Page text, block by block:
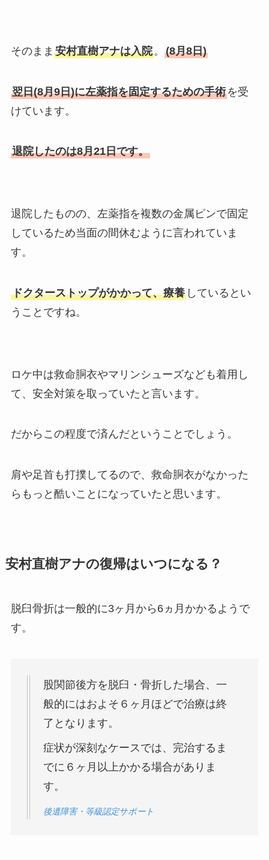
そのまま 安村直樹アナは入院。 (8月8日)
翌日(8月9日)に左薬指を固定するための手術を受
けています。
退院したのは8月21日です。
退院したものの、左薬指を複数の金属ピンで固定
しているため当面の間休むように言われていま
す。
ドクターストップがかかって、療養しているとい
うことですね。
ロケ中は救命胴衣やマリンシューズなども着用し
て、安全対策を取っていたと言います。
だからこの程度で済んだということでしょう。
肩や足首も打撲してるので、救命胴衣がなかった
らもっと酷いことになっていたと思います。
安村直樹アナの復帰はいつになる？
脱臼骨折は一般的に3ヶ月から6ヵ月かかるようで
す。
股関節後方を脱臼・骨折した場合、一
般的にはおよそ６ヶ月ほどで治療は終
了となります。
症状が深刻なケースでは、完治するま
でに６ヶ月以上かかる場合がありま
す。
後遺障害・等級認定サポート